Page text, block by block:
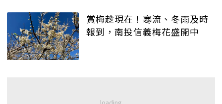
賞梅趁現在！寒流、冬雨及時
報到，南投信義梅花盛開中